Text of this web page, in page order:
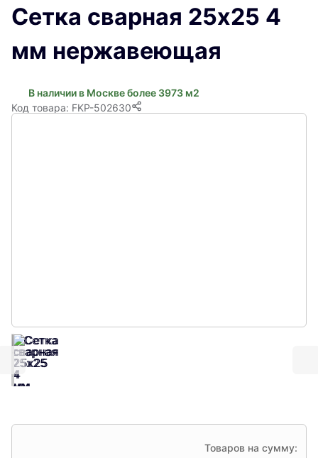
Сетка сварная 25х25 4
мм нержавеющая
В наличии в Москве более 3973 м2
Код товара: FKP-502630
Товаров на сумму: